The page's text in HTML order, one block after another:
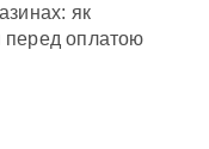
як
перед оплатою